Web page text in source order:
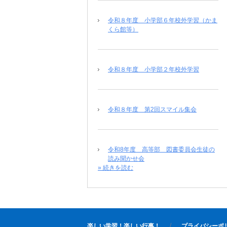
令和８年度 小学部６年校外学習（かま
くら館等）
令和８年度 小学部２年校外学習
令和８年度 第2回スマイル集会
令和8年度 高等部 図書委員会生徒の
読み聞かせ会
» 続きを読む